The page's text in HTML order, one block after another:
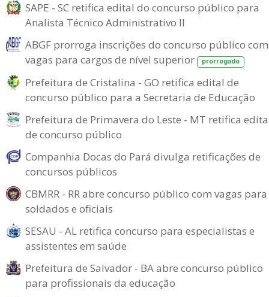
SAPE - SC retifica edital do concurso público para
Analista Técnico Administrativo II
ABGF prorroga inscrições do concurso público com
vagas para cargos de nível superior
prorrogado
Prefeitura de Cristalina - GO retifica edital de
concurso público para a Secretaria de Educação
Prefeitura de Primavera do Leste - MT retifica
de concurso público
Companhia Docas do Pará divulga retificações de
concursos públicos
CBMRR - RR abre concurso público com vagas para
soldados e oficiais
SESAU - AL retifica concurso para especialistas e
assistentes em saúde
Prefeitura de Salvador - BA abre concurso público
para profissionais da educação